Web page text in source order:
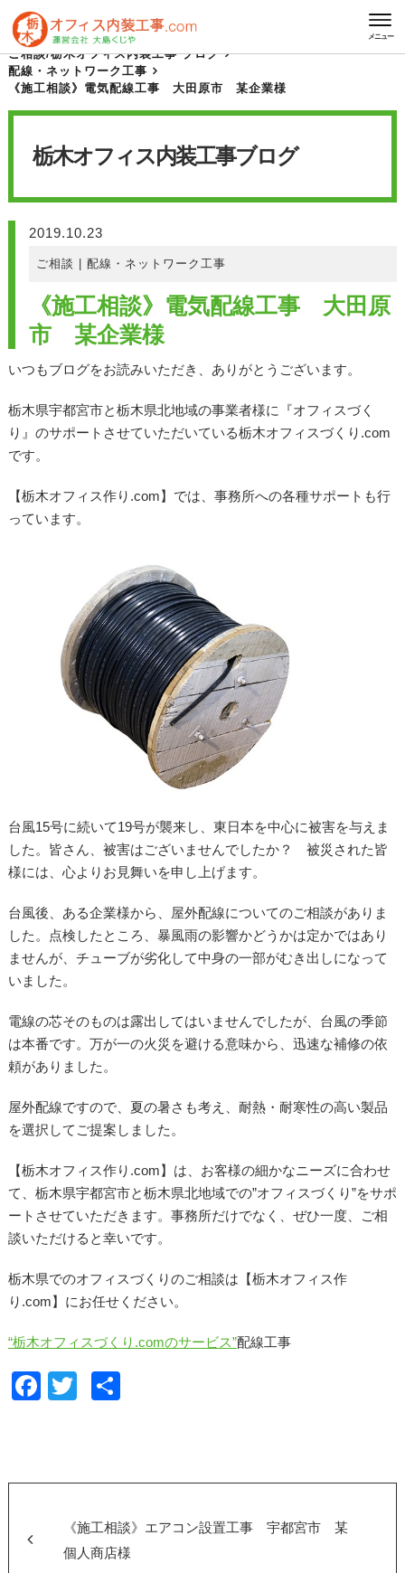
メニュー
HOME
栃木オフィス内装工事 ブログ
ご相談/栃木オフィス内装工事 ブログ
配線・ネットワーク工事
《施工相談》電気配線工事 大田原市 某企業様
栃木オフィス内装工事ブログ
2019.10.23
ご相談 配線・ネットワーク工事
《施工相談》電気配線工事 大田原
市 某企業様
いつもブログをお読みいただき、ありがとうございます。
栃木県宇都宮市と栃木県北地域の事業者様に『オフィスづく
り』のサポートさせていただいている栃木オフィスづくり.com
です。
【栃木オフィス作り.com】では、事務所への各種サポートも行
っています。
台風15号に続いて19号が襲来し、東日本を中心に被害を与えま
した。皆さん、被害はございませんでしたか？ 被災された皆
様には、心よりお見舞いを申し上げます。
台風後、ある企業様から、屋外配線についてのご相談がありま
した。点検したところ、暴風雨の影響かどうかは定かではあり
ませんが、チューブが劣化して中身の一部がむき出しになって
いました。
電線の芯そのものは露出してはいませんでしたが、台風の季節
は本番です。万が一の火災を避ける意味から、迅速な補修の依
頼がありました。
屋外配線ですので、夏の暑さも考え、耐熱・耐寒性の高い製品
を選択してご提案しました。
【栃木オフィス作り.com】は、お客様の細かなニーズに合わせ
て、栃木県宇都宮市と栃木県北地域での”オフィスづくり”をサポ
ートさせていただきます。事務所だけでなく、ぜひ一度、ご相
談いただけると幸いです。
栃木県でのオフィスづくりのご相談は【栃木オフィス作
り.com】にお任せください。
“栃木オフィスづくり.comのサービス”配線工事
F
《施工相談》エアコン設置工事 宇都宮市 某
個人商店様